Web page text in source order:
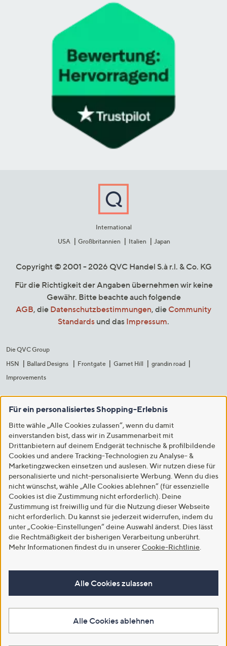
International
USA
Großbritannien Italien Japan
Copyright © 2001 - 2026 QVC Handel S.à r.l. & Co. KG
Für die Richtigkeit der Angaben übernehmen wir keine
Gewähr. Bitte beachte auch folgende
AGB, die Datenschutzbestimmungen, die Community
Standards und das Impressum.
Die QVC Group
HSN
Ballard Designs Frontgate Garnet Hill
grandin road
Improvements
Für ein personalisiertes Shopping-Erlebnis
Bitte wähle „Alle Cookies zulassen“, wenn du damit
einverstanden bist, dass wir in Zusammenarbeit mit
Drittanbietern auf deinem Endgerät technische & profilbildende
Cookies und andere Tracking-Technologien zu Analyse- &
Marketingzwecken einsetzen und auslesen. Wir nutzen diese für
personalisierte und nicht-personalisierte Werbung. Wenn du dies
nicht wünschst, wähle „Alle Cookies ablehnen“ (für essenzielle
Cookies ist die Zustimmung nicht erforderlich). Deine
Zustimmung ist freiwillig und für die Nutzung dieser Webseite
nicht erforderlich. Du kannst sie jederzeit widerrufen, indem du
unter „Cookie-Einstellungen“ deine Auswahl änderst. Dies lässt
die Rechtmäßigkeit der bisherigen Verarbeitung unberührt.
Mehr Informationen findest du in unserer Cookie-Richtlinie
Alle Cookies zulassen
Alle Cookies ablehnen